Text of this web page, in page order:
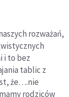
rozważań,
i to bez
tablic z
że….nie
rodziców